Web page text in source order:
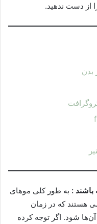
از دست ندهید.
بدن
باشند : به طور کلی موهای
هستند که در زمان
شود. اگر توجه کرده